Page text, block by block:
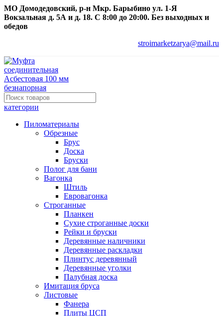
МО Домодедовский, р-н Мкр. Барыбино ул. 1-Я
Вокзальная д. 5А и д. 18. С 8:00 до 20:00. Без выходных и
обедов
stroimarketzarya@mail.ru
категории
Пиломатериалы
Обрезные
Брус
Доска
Бруски
Полог для бани
Вагонка
Штиль
Евровагонка
Строганные
Планкен
Сухие строганные доски
Рейки и бруски
Деревянные наличники
Деревянные раскладки
Плинтус деревянный
Деревянные уголки
Палубная доска
Имитация бруса
Листовые
Фанера
Плиты ЦСП